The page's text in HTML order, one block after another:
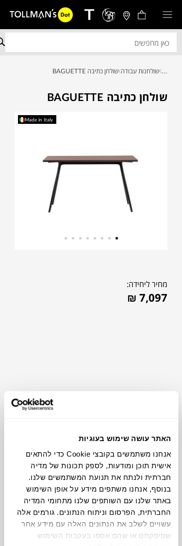
האתר עושה שימוש בעוגיות
אנחנו משתמשים בקובצי Cookie כדי להתאים
אישית תוכן ומודעות, לספק תכונות של מדיה
חברתית ולנתח את תנועת המשתמשים שלנו.
בנוסף, אנחנו משתפים מידע על אופן השימוש
באתר שלנו עם השותפים שלנו מתחומי המדיה
החברתית, הפרסום וניתוח הנתונים. גורמים אלה
עשויים לשלב את הנתונים האלה עם מידע אחר
שסיפקתם או שהם אספו בעקבות השימוש
... שולחנות עבודה שולחן כתיבה BAGUETTE
שולחן כתיבה BAGUETTE
Made in Italy
מחיר ליחידה:
₪ 7,097
תוכלו למצוא אותי ב:
צבעים